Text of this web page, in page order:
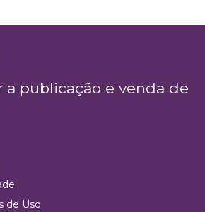
a publicação e venda de
de Uso